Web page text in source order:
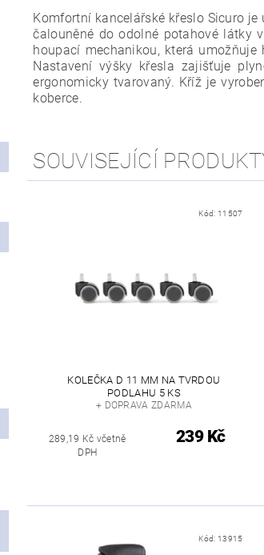
Komfortní kancelářské křeslo Sicuro
čalouněné do odolné potahové látky
houpací mechanikou, která
Nastavení výšky křesla zajišťuje
ergonomicky tvarovaný. Kříž je
koberce.
SOUVISEJÍCÍ
Kód: 11507
KOLEČKA D 11 MM NA TVRDOU
PODLAHU 5 KS
+ DOPRAVA ZDARMA
289,19 Kč včetně
DPH
239 Kč
Kód: 13915